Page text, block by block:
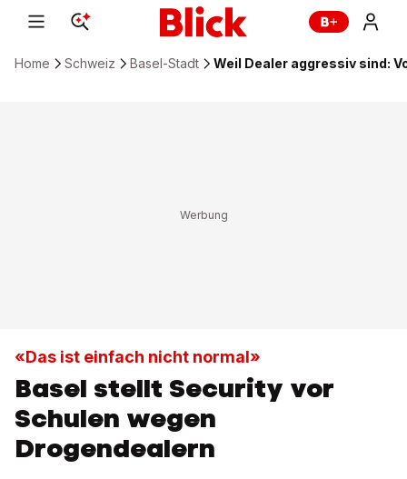
Home Schweiz Basel-Stadt Weil Dealer aggressiv sind:
«Das ist einfach nicht normal»
Basel stellt Security vor
Schulen wegen
Drogendealern